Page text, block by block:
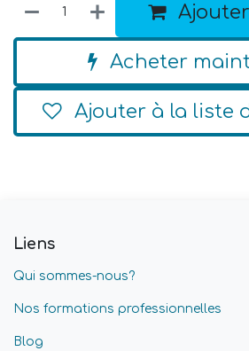
Acheter
Ajouter à la liste
Liens
Qui sommes-nous?
Nos formations professionnelles
Blog